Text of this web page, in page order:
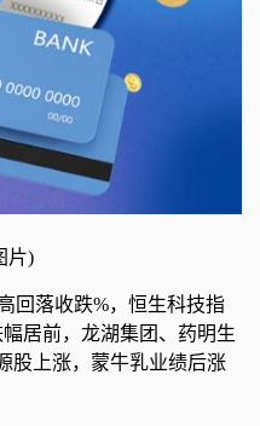
片)
回落收跌%，恒生科技指
居前，龙湖集团、药明生
股上涨，蒙牛乳业绩后涨